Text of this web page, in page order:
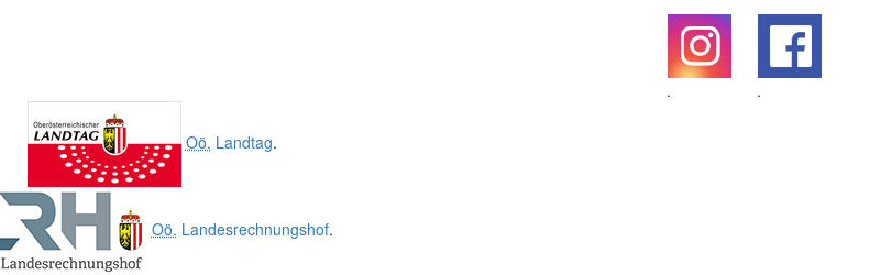
.
.
Oö. Landtag.
Oö. Landesrechnungshof.